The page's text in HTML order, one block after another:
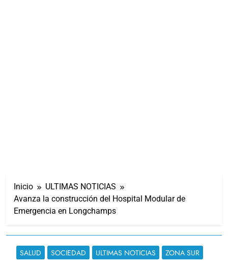
Inicio
ULTIMAS NOTICIAS
Avanza la construcción del Hospital Modular de
Emergencia en Longchamps
SALUD SOCIEDAD ULTIMAS NOTICIAS ZONA SUR